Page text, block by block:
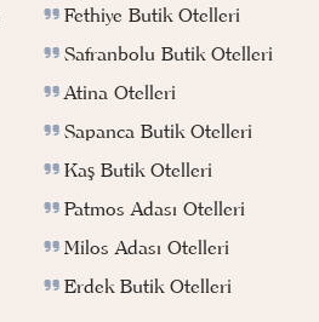
Fethiye Butik Otelleri
Safranbolu Butik Otelleri
Atina Otelleri
Sapanca Butik Otelleri
Kaş Butik Otelleri
Patmos Adası Otelleri
Milos Adası Otelleri
Erdek Butik Otelleri